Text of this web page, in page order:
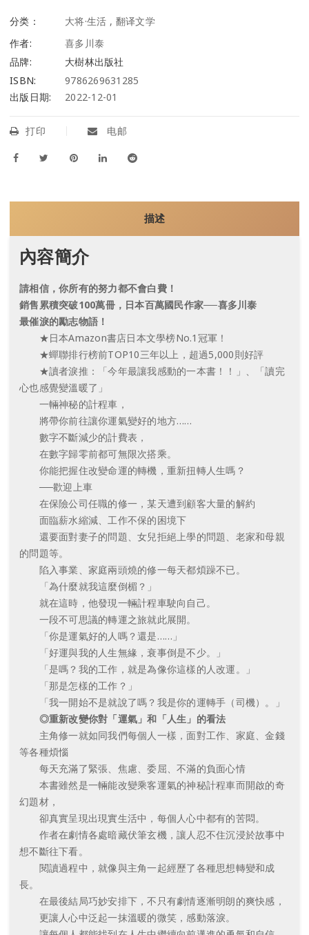
分类： 大将·生活 , 翻译文学
作者:
喜多川泰
品牌:
大樹林出版社
ISBN:
9786269631285
出版日期:
2022-12-01
打印 电邮
描述
內容簡介
請相信，你所有的努力都不會白費！
銷售累積突破100萬冊，日本百萬國民作家──喜多川泰
最催淚的勵志物語！
★日本Amazon書店日本文學榜No.1冠軍！
★蟬聯排行榜前TOP10三年以上，超過5,000則好評
★讀者淚推：「今年最讓我感動的一本書！！」、「讀完
心也感覺變溫暖了」
一輛神秘的計程車，
將帶你前往讓你運氣變好的地方……
數字不斷減少的計費表，
在數字歸零前都可無限次搭乘。
你能把握住改變命運的轉機，重新扭轉人生嗎？
──歡迎上車
在保險公司任職的修一，某天遭到顧客大量的解約
面臨薪水縮減、工作不保的困境下
還要面對妻子的問題、女兒拒絕上學的問題、老家和母親
的問題等。
陷入事業、家庭兩頭燒的修一每天都煩躁不已。
「為什麼就我這麼倒楣？」
就在這時，他發現一輛計程車駛向自己。
一段不可思議的轉運之旅就此展開。
「你是運氣好的人嗎？還是……」
「好運與我的人生無緣，衰事倒是不少。」
「是嗎？我的工作，就是為像你這樣的人改運。」
「那是怎樣的工作？」
「我一開始不是就說了嗎？我是你的運轉手（司機）。」
◎重新改變你對「運氣」和「人生」的看法
主角修一就如同我們每個人一樣，面對工作、家庭、金錢
等各種煩惱
每天充滿了緊張、焦慮、委屈、不滿的負面心情
本書雖然是一輛能改變乘客運氣的神秘計程車而開啟的奇
幻題材，
卻真實呈現出現實生活中，每個人心中都有的苦悶。
作者在劇情各處暗藏伏筆玄機，讓人忍不住沉浸於故事中
想不斷往下看。
閱讀過程中，就像與主角一起經歷了各種思想轉變和成
長。
在最後結局巧妙安排下，不只有劇情逐漸明朗的爽快感，
更讓人心中泛起一抹溫暖的微笑，感動落淚。